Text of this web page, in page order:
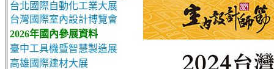
台北國際自動化工業大展
台灣國際室內設計博覽會
2026年國內參展資料
臺中工具機暨智慧製造展
高雄國際建材大展